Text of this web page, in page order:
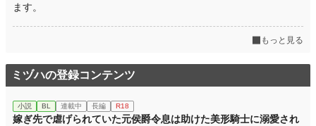
ます。
もっと見る
ミヅハの登録コンテンツ
小説 BL 連載中 長編 R18
嫁ぎ先で虐げられていた元侯爵令息は助けた美形騎士に溺愛され